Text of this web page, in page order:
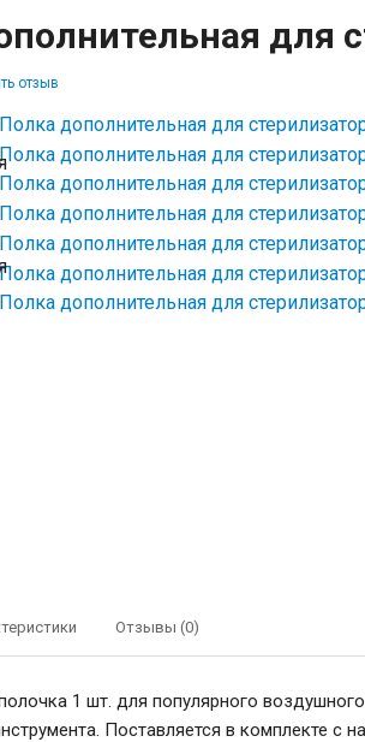
для
отзыв
Отзывы (0)
1 шт. для популярного
Поставляется в комплекте